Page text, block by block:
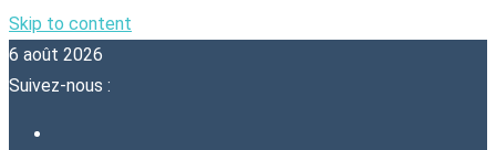
Skip to content
6 août 2026
Suivez-nous :